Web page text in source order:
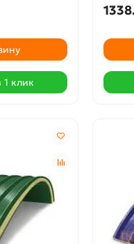
1 клик